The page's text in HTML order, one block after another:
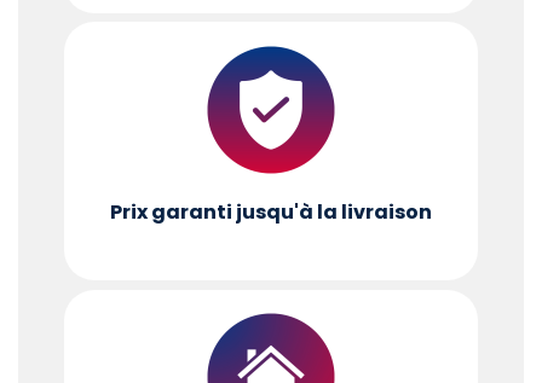
Prix garanti jusqu'à la livraison